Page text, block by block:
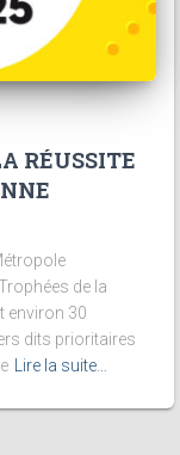
RÉUSSITE
de la
environ 30
dits prioritaires
Lire la suite…